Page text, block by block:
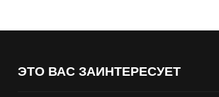
ЭТО ВАС ЗАИНТЕРЕСУЕТ